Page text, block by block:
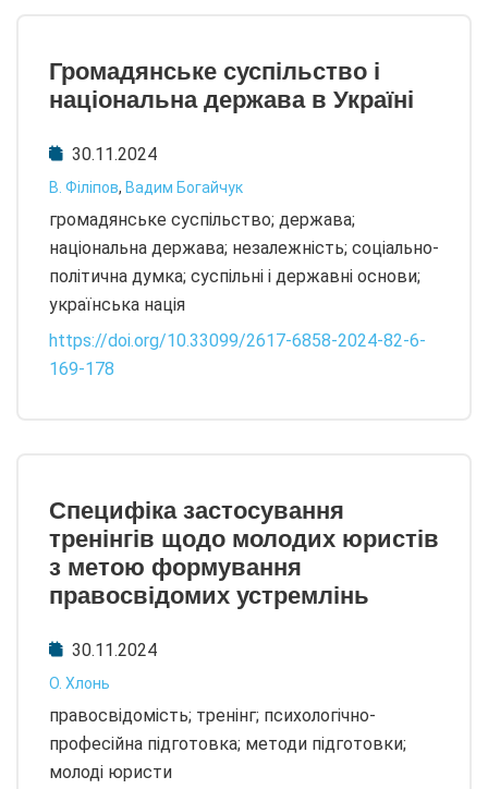
Громадянське суспільство і
національна держава в Україні
30.11.2024
В. Філіпов, Вадим Богайчук
громадянське суспільство; держава;
національна держава; незалежність; соціально-
політична думка; суспільні і державні основи;
українська нація
https://doi.org/10.33099/2617-6858-2024-82-6-
169-178
Специфіка застосування
тренінгів щодо молодих юристів
з метою формування
правосвідомих устремлінь
30.11.2024
О. Хлонь
правосвідомість; тренінг; психологічно-
професійна підготовка; методи підготовки;
молоді юристи